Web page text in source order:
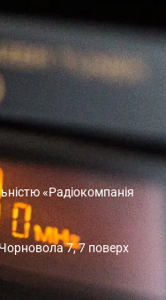
«Радіокомпанія
7, 7 поверх